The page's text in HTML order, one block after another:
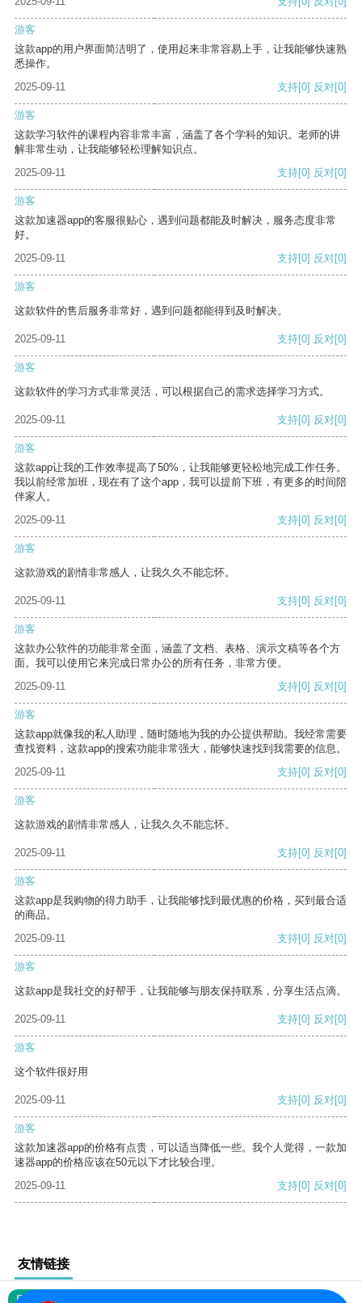
游客
这款app的用户界面简洁明了，使用起来非常容易上手，让我能够快速熟
悉操作。
2025-09-11
支持[0] 反对[0]
游客
这款学习软件的课程内容非常丰富，涵盖了各个学科的知识。老师的讲
解非常生动，让我能够轻松理解知识点。
2025-09-11
支持[0] 反对[0]
游客
这款加速器app的客服很贴心，遇到问题都能及时解决，服务态度非常
好。
2025-09-11
支持[0] 反对[0]
游客
这款软件的售后服务非常好，遇到问题都能得到及时解决。
2025-09-11 支持[0] 反对[0]
游客
这款软件的学习方式非常灵活，可以根据自己的需求选择学习方式。
2025-09-11 支持[0] 反对[0]
游客
这款app让我的工作效率提高了50%，让我能够更轻松地完成工作任务。
我以前经常加班，现在有了这个app，我可以提前下班，有更多的时间陪
伴家人。
2025-09-11
支持[0] 反对[0]
游客
这款游戏的剧情非常感人，让我久久不能忘怀。
2025-09-11 支持[0] 反对[0]
游客
这款办公软件的功能非常全面，涵盖了文档、表格、演示文稿等各个方
面。我可以使用它来完成日常办公的所有任务，非常方便。
2025-09-11
支持[0] 反对[0]
游客
这款app就像我的私人助理，随时随地为我的办公提供帮助。我经常需要
查找资料，这款app的搜索功能非常强大，能够快速找到我需要的信息。
2025-09-11
支持[0] 反对[0]
游客
这款游戏的剧情非常感人，让我久久不能忘怀。
2025-09-11 支持[0] 反对[0]
游客
这款app是我购物的得力助手，让我能够找到最优惠的价格，买到最合适
的商品。
2025-09-11
支持[0] 反对[0]
游客
这款app是我社交的好帮手，让我能够与朋友保持联系，分享生活点滴。
2025-09-11 支持[0] 反对[0]
游客
这个软件很好用
2025-09-11 支持[0] 反对[0]
游客
这款加速器app的价格有点贵，可以适当降低一些。我个人觉得，一款加
速器app的价格应该在50元以下才比较合理。
2025-09-11
支持[0] 反对[0]
友情链接
网站地图